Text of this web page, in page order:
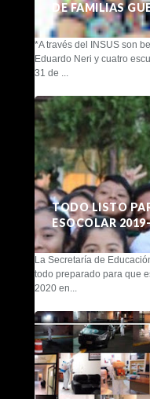
DE FAMILIAS
*A través del INSUS son
Eduardo Neri y cuatro
31 de ...
TODO LISTO
ESOCOLAR
La Secretaría de
todo preparado para que
2020 en...